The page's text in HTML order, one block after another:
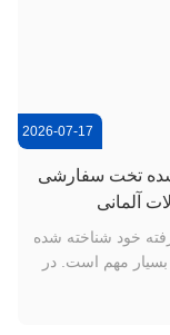
2026-07-17
شده تخت سفارشی
آلمانی
خود شناخته شده
مهم است. در
شده پلی استر برای